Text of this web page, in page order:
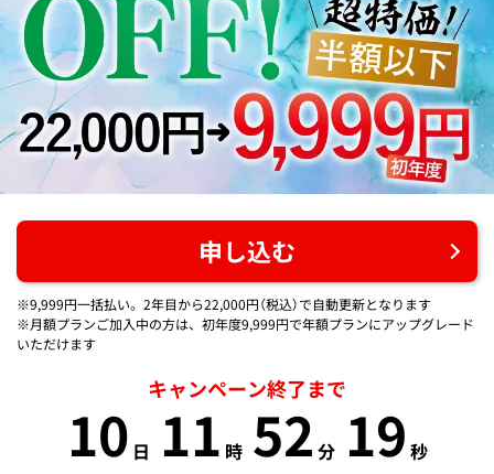
申し込む
※9,999円一括払い。2年目から22,000円（税込）で自動更新となります
※月額プランご加入中の方は、初年度9,999円で年額プランにアップグレード
いただけます
キャンペーン終了まで
10 日 11 時 52 分 19 秒